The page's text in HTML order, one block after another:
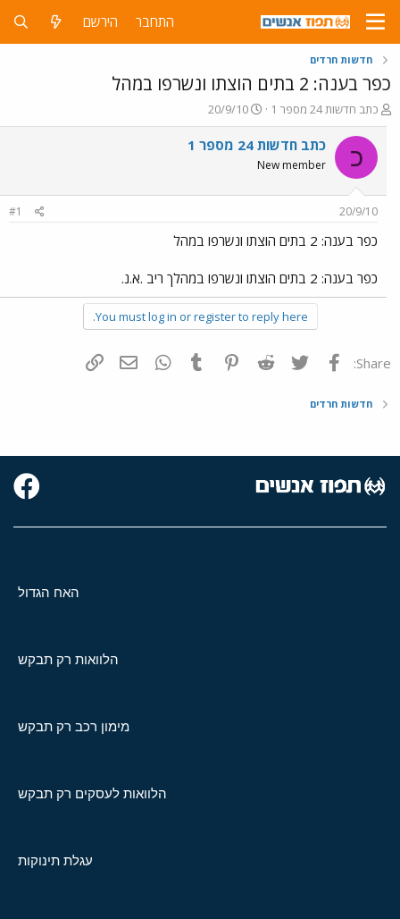
התחבר הירשם
חדשות חרדים
כפר בענה: 2 בתים הוצתו ונשרפו במהל
פ
ו
ת
ח
ה
ו
ש
א
כתב חדשות 24 מספר 1
פ
ו
ר
ר
20/9/10
כ כתב חדשות 24 מספר 1
New member
20/9/10
#1
כפר בענה: 2 בתים הוצתו ונשרפו במהל
כפר בענה: 2 בתים הוצתו ונשרפו במהלך ריב .א.נ.
You must log in or register to reply here.
Share: פייסבוק Twitter
Reddit
Pinterest
Tumblr
WhatsAppדואר אלקטרוני
חדשות חרדים
האח הגדול
הלוואות רק תבקש
מימון רכב רק תבקש
הלוואות לעסקים רק תבקש
עגלת תינוקות